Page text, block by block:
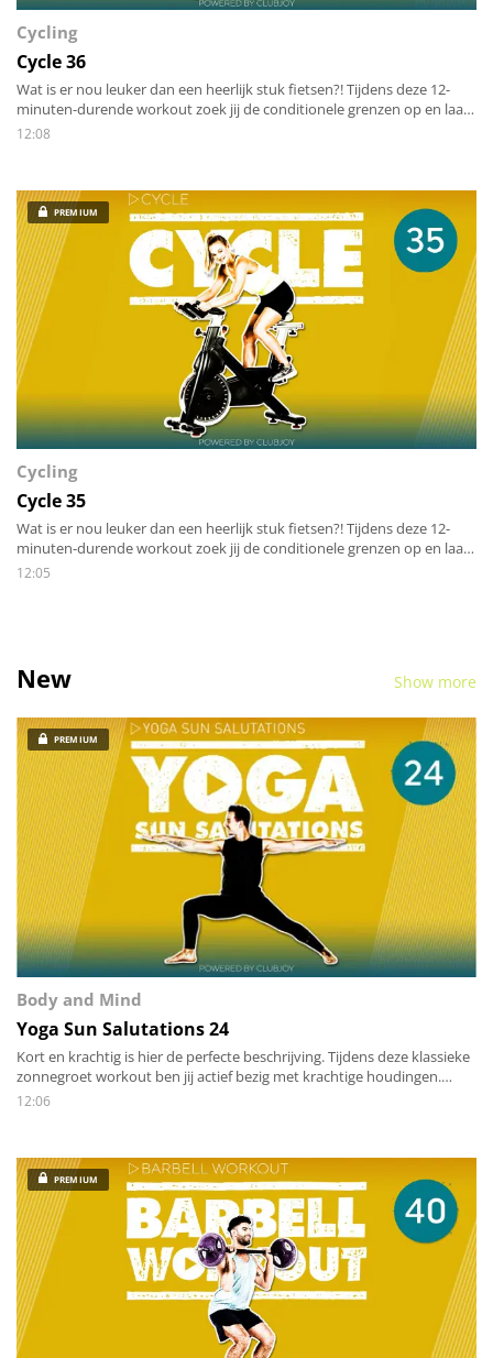
Cycling
Cycle 36
Wat is er nou leuker dan een heerlijk stuk fietsen?! Tijdens deze 12-
minuten-durende workout zoek jij de conditionele grenzen op en laat
jij je benen flink werken. Krachttraining voor het onderlichaam en een
denkbeeldige heuvellandschappen!
12:08
PREMIUM
Cycling
Cycle 35
Wat is er nou leuker dan een heerlijk stuk fietsen?! Tijdens deze 12-
minuten-durende workout zoek jij de conditionele grenzen op en laat
jij je benen flink werken. Krachttraining voor het onderlichaam en een
12:05
New Show more
PREMIUM
Body and Mind
Yoga Sun Salutations 24
Kort en krachtig is hier de perfecte beschrijving. Tijdens deze klassieke
zonnegroet workout ben jij actief bezig met krachtige houdingen.
Hard werken en yoga is een perfecte combinatie voor een 12-minuten-
12:06
PREMIUM